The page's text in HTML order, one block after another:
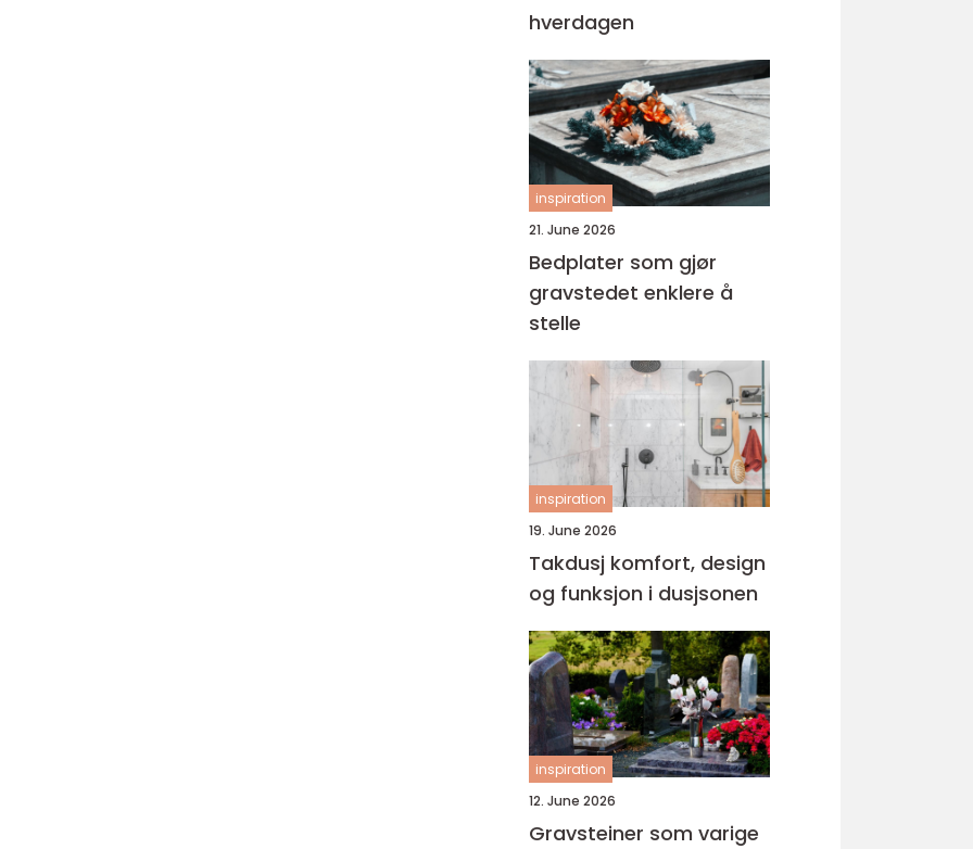
hverdagen
inspiration
21. June 2026
Bedplater som gjør
gravstedet enklere å
stelle
inspiration
19. June 2026
Takdusj komfort, design
og funksjon i dusjsonen
inspiration
12. June 2026
Gravsteiner som varige